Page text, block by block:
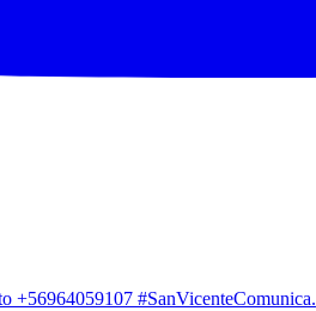
+56964059107 #SanVicenteComunica.